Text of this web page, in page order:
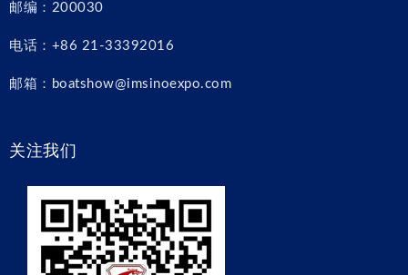
邮编：200030
电话：+86 21-33392016
邮箱：boatshow@imsinoexpo.com
关注我们